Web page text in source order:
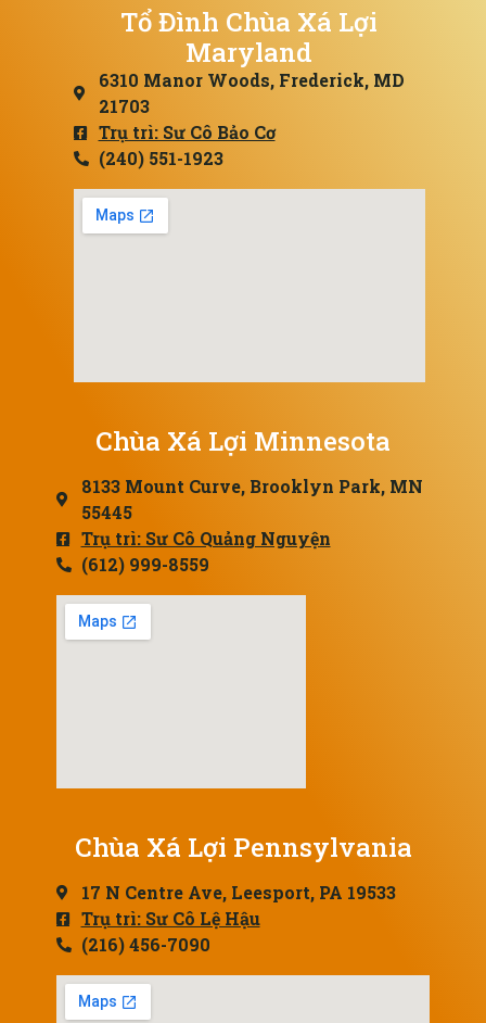
Tổ Đình Chùa Xá Lợi
Maryland
6310 Manor Woods, Frederick, MD
21703
Trụ trì: Sư Cô Bảo Cơ
(240) 551-1923
Chùa Xá Lợi Minnesota
8133 Mount Curve, Brooklyn Park, MN
55445
Trụ trì: Sư Cô Quảng Nguyện
(612) 999-8559
Chùa Xá Lợi Pennsylvania
17 N Centre Ave, Leesport, PA 19533
Trụ trì: Sư Cô Lệ Hậu
(216) 456-7090